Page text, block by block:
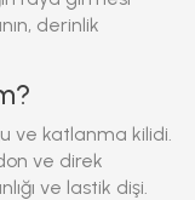
derinlik
ve katlanma kilidi.
ve direk
ve lastik dişi.